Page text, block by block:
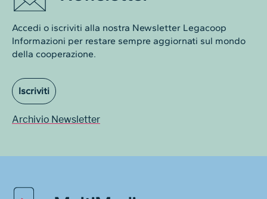
Accedi o iscriviti alla nostra Newsletter Legacoop
Informazioni per restare sempre aggiornati sul mondo
della cooperazione.
Iscriviti
Archivio Newsletter